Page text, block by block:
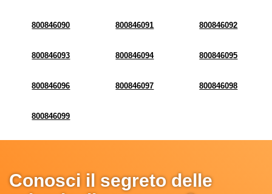
800846090 800846091 800846092
800846093 800846094 800846095
800846096 800846097 800846098
800846099
Conosci il segreto delle